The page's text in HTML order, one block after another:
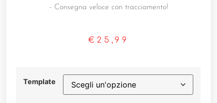
- Consegna veloce con tracciamento!
€ 25,99
Template